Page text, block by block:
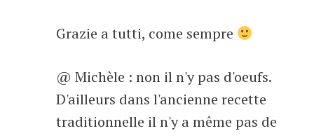
Grazie a tutti, come sempre
@ Michèle : non il n'y pas d'oeufs.
D'ailleurs dans l'ancienne recette
traditionnelle il n'y a même pas de